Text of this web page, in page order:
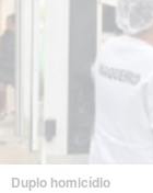
Duplo homicídio